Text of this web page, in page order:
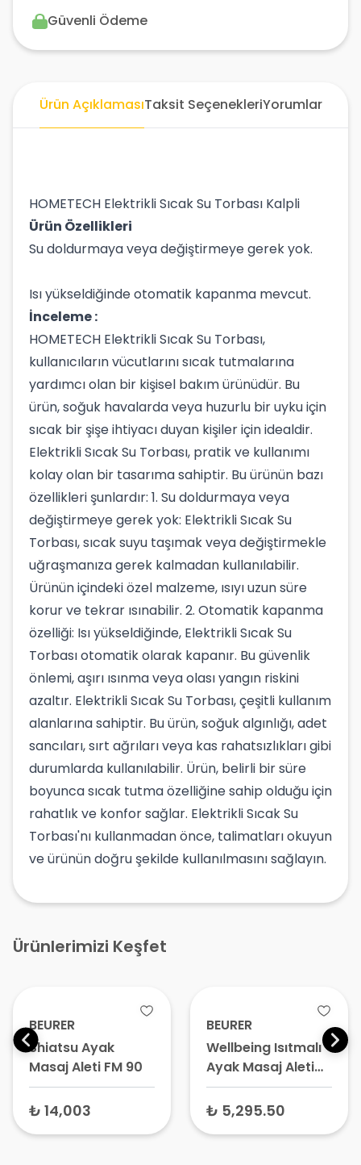
Güvenli Ödeme
Ürün AçıklamasıTaksit SeçenekleriYorumlar
HOMETECH Elektrikli Sıcak Su Torbası Kalpli
Ürün Özellikleri
Su doldurmaya veya değiştirmeye gerek yok.
Isı yükseldiğinde otomatik kapanma mevcut.
İnceleme :
HOMETECH Elektrikli Sıcak Su Torbası,
kullanıcıların vücutlarını sıcak tutmalarına
yardımcı olan bir kişisel bakım ürünüdür. Bu
ürün, soğuk havalarda veya huzurlu bir uyku için
sıcak bir şişe ihtiyacı duyan kişiler için idealdir.
Elektrikli Sıcak Su Torbası, pratik ve kullanımı
kolay olan bir tasarıma sahiptir. Bu ürünün bazı
özellikleri şunlardır: 1. Su doldurmaya veya
değiştirmeye gerek yok: Elektrikli Sıcak Su
Torbası, sıcak suyu taşımak veya değiştirmekle
uğraşmanıza gerek kalmadan kullanılabilir.
Ürünün içindeki özel malzeme, ısıyı uzun süre
korur ve tekrar ısınabilir. 2. Otomatik kapanma
özelliği: Isı yükseldiğinde, Elektrikli Sıcak Su
Torbası otomatik olarak kapanır. Bu güvenlik
önlemi, aşırı ısınma veya olası yangın riskini
azaltır. Elektrikli Sıcak Su Torbası, çeşitli kullanım
alanlarına sahiptir. Bu ürün, soğuk algınlığı, adet
sancıları, sırt ağrıları veya kas rahatsızlıkları gibi
durumlarda kullanılabilir. Ürün, belirli bir süre
boyunca sıcak tutma özelliğine sahip olduğu için
rahatlık ve konfor sağlar. Elektrikli Sıcak Su
Torbası'nı kullanmadan önce, talimatları okuyun
ve ürünün doğru şekilde kullanılmasını sağlayın.
Ürünlerimizi Keşfet
BEURER
Shiatsu Ayak
Masaj Aleti FM 90
₺ 14,003
BEURER
Wellbeing Isıtmalı
Ayak Masaj Aleti
FWM 45
₺ 5,295.50